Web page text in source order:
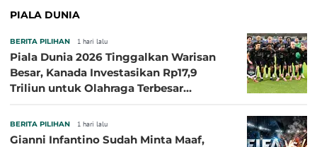
PIALA DUNIA
BERITA PILIHAN 1 hari lalu
Piala Dunia 2026 Tinggalkan Warisan
Besar, Kanada Investasikan Rp17,9
Triliun untuk Olahraga Terbesar
BERITA PILIHAN 1 hari lalu
Gianni Infantino Sudah Minta Maaf,